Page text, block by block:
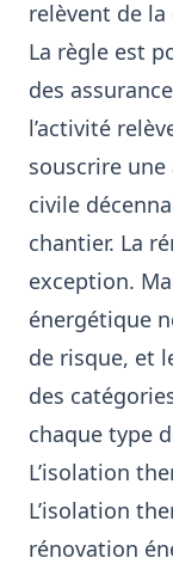
relèvent de la
La règle est
des
l’activité
souscrire
civile
chantier. La
exception.
énergétique
de risque, et
des
chaque type
L’isolation
L’isolation
rénovation